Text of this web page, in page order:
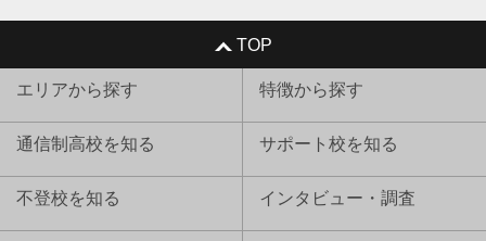
TOP
エリアから探す 特徴から探す
通信制高校を知る サポート校を知る
不登校を知る インタビュー・調査